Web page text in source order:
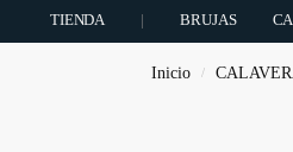
TIENDA | BRUJAS
Inicio /